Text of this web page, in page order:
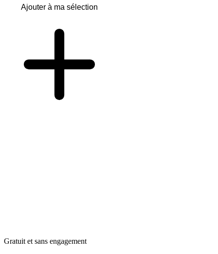
Ajouter à ma sélection
Gratuit et sans engagement